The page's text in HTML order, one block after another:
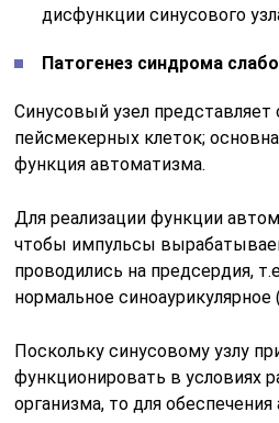
дисфункции синусового
Патогенез синдрома
Синусовый узел представляет
пейсмекерных клеток;
функция автоматизма.
Для реализации функции
чтобы импульсы
проводились на предсердия,
нормальное
Поскольку синусовому узлу
функционировать в условиях
организма, то для